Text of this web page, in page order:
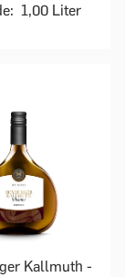
1,00 Liter
Kallmuth -